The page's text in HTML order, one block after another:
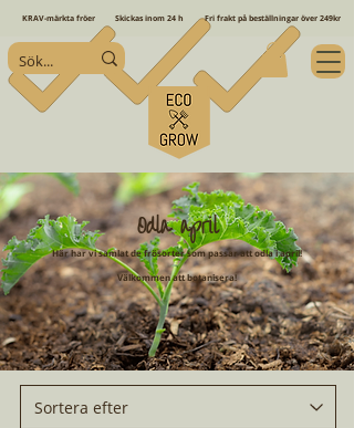
KRAV-märkta fröer Skickas inom 24 h Fri frakt på beställningar över 249kr
Odla april
Här har vi samlat de frösorter som passar att odla i april!
Välkommen att botanisera!